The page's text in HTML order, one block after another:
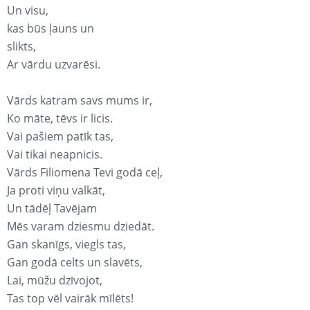
Un visu,
kas būs ļauns un
slikts,
Ar vārdu uzvarēsi.
Vārds katram savs mums ir,
Ko māte, tēvs ir licis.
Vai pašiem patīk tas,
Vai tikai neapnicis.
Vārds Filiomena Tevi godā ceļ,
Ja proti viņu valkāt,
Un tādēļ Tavējam
Mēs varam dziesmu dziedāt.
Gan skanīgs, viegls tas,
Gan godā celts un slavēts,
Lai, mūžu dzīvojot,
Tas top vēl vairāk mīlēts!